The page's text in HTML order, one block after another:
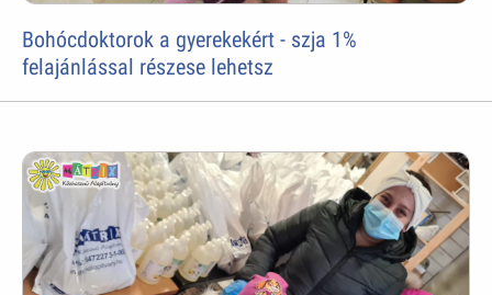
Bohócdoktorok a gyerekekért - szja 1%
felajánlással részese lehetsz